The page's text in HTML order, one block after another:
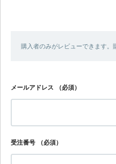
購入者のみがレビューできます
メールアドレス （必須）
受注番号 （必須）